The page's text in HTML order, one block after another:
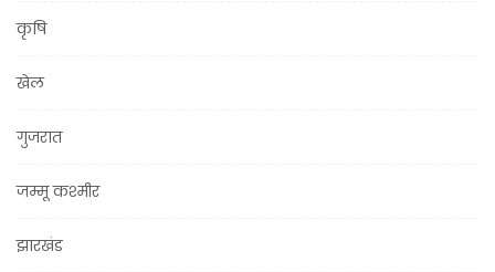
कृषि
खेल
गुजरात
जम्मू कश्मीर
झारखंड